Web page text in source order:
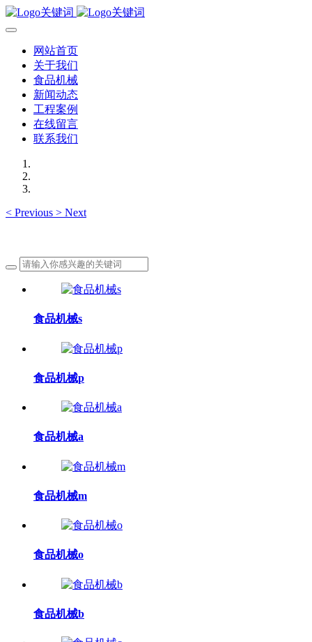
网站首页
关于我们
食品机械
新闻动态
工程案例
在线留言
联系我们
< Previous > Next
食品机械s
食品机械p
食品机械a
食品机械m
食品机械o
食品机械b